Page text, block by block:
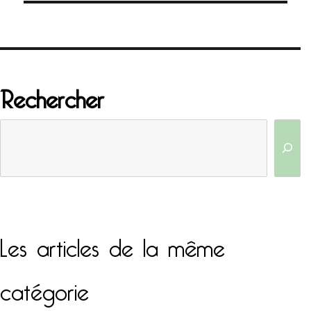
Rechercher
Les articles de la même
catégorie